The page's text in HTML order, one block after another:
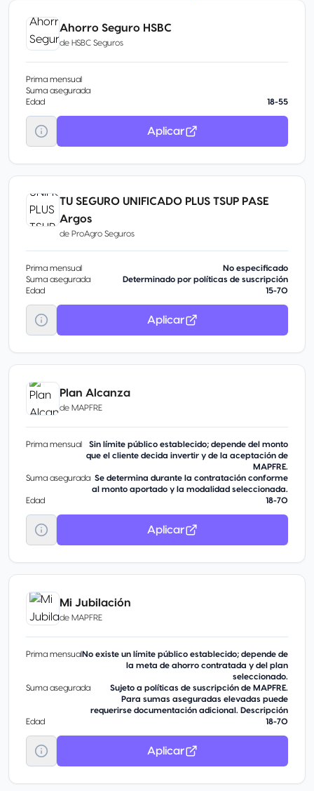
Ahorro Seguro HSBC
de HSBC Seguros
Prima mensual
Suma asegurada
Edad
18-55
Aplicar
TU SEGURO UNIFICADO PLUS TSUP PASE
Argos
de ProAgro Seguros
Prima mensual
No especificado
Suma asegurada
Determinado por políticas de suscripción
Edad
15-70
Aplicar
Plan Alcanza
de MAPFRE
Prima mensual
Sin límite público establecido; depende del monto
que el cliente decida invertir y de la aceptación de
MAPFRE.
Suma asegurada Se determina durante la contratación conforme
al monto aportado y la modalidad seleccionada.
Edad
18-70
Aplicar
Mi Jubilación
de MAPFRE
Prima mensualNo existe un límite público establecido; depende de
la meta de ahorro contratada y del plan
seleccionado.
Suma asegurada
Sujeto a políticas de suscripción de MAPFRE.
Para sumas aseguradas elevadas puede
requerirse documentación adicional. Descripción
Edad
18-70
Aplicar